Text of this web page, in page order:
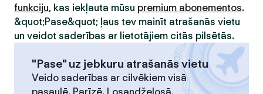
funkciju, kas iekļauta mūsu premium abonementos.
&quot;Pase&quot; ļaus tev mainīt atrašanās vietu
un veidot saderības ar lietotājiem citās pilsētās.
"Pase" uz jebkuru atrašanās vietu
Veido saderības ar cilvēkiem visā
pasaulē. Parīzē. Losandželosā.